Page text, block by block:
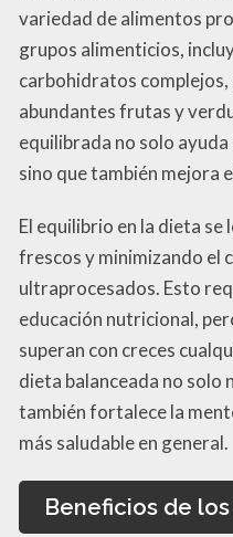
variedad de alimentos
grupos alimenticios,
carbohidratos complejos,
abundantes frutas y
equilibrada no solo
sino que también mejora
El equilibrio en la dieta
frescos y minimizando el
ultraprocesados. Esto
educación nutricional,
superan con creces
dieta balanceada no solo
también fortalece la
más saludable en general.
Beneficios de